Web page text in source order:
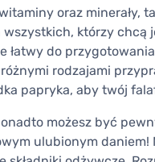
oraz minerały,
którzy chcą
łatwy do
rodzajami
papryka, aby twój
możesz być
ulubionym